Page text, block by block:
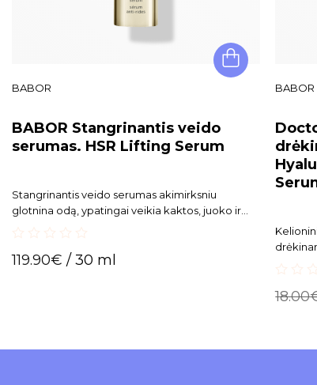
BABOR
BABOR Stangrinantis veido
serumas. HSR Lifting Serum
Stangrinantis veido serumas akimirksniu
glotnina odą, ypatingai veikia kaktos, juoko ir
out
119.90€ / 30 ml
BABOR
out
18.00